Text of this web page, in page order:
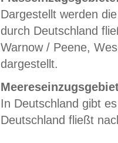
Dargestellt werden
durch Deutschland
Warnow / Peene,
dargestellt.
In Deutschland gibt
Deutschland fließt